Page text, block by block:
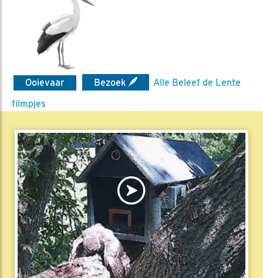
Ooievaar Bezoek
Alle Beleef de Lente
filmpjes